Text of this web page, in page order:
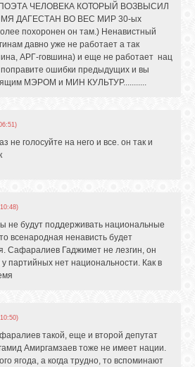
ЧЕЛОВЕКА КОТОРЫЙ ВОЗВЫСИЛ
ДАГЕСТАН ВО ВЕС МИР 30-ых
похоронен он там.) Ненавистный
давно уже не работает а так
АРГ-говшина) и еще не работает нац
поправите ошибки предыдущих и вы
МЭРОМ и МИН КУЛЬТУР...........
не голосуйте на него и все. он так и
не будут поддерживать национальные
всенародная ненависть будет
Сафаралиев Гаджимет не лезгин, он
партийных нет национальности. Как в
такой, еще и второй депутат
Амиргамзаев тоже не имеет нации.
ягода, а когда трудно, то вспоминают